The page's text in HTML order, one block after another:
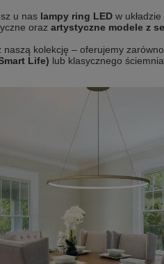
u nas lampy ring LED w
oraz artystyczne modele z
naszą kolekcję – oferujemy zarówno
Life) lub klasycznego